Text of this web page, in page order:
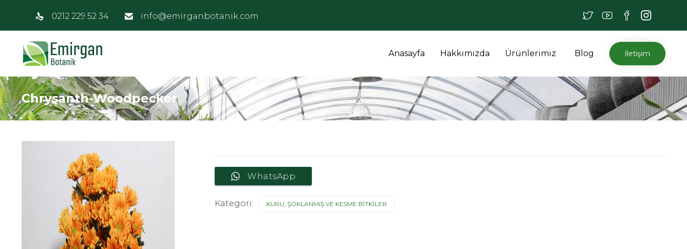
0212 229 52 34 info@emirganbotanik.com
İçeriğe
atla
Anasayfa Hakkımızda Ürünlerimiz Blog İletişim
Chrysanth-Woodpecker
WhatsApp
Kategori: KURU, ŞOKLANMIŞ VE KESME BITKILER